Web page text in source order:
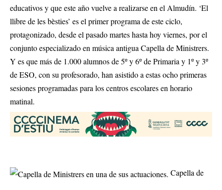
educativos y que este año vuelve a realizarse en el Almudín. ‘El
llibre de les bèsties’ es el primer programa de este ciclo,
protagonizado, desde el pasado martes hasta hoy viernes, por el
conjunto especializado en música antigua Capella de Ministrers.
Y es que más de 1.000 alumnos de 5º y 6º de Primaria y 1º y 3º
de ESO, con su profesorado, han asistido a estas ocho primeras
sesiones programadas para los centros escolares en horario
matinal.
Capella de